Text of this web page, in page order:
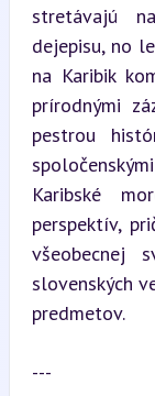
stretávajú
dejepisu, no
na Karibik
prírodnými
pestrou
Karibské
perspektív,
všeobecnej
slovenských
predmetov.
---